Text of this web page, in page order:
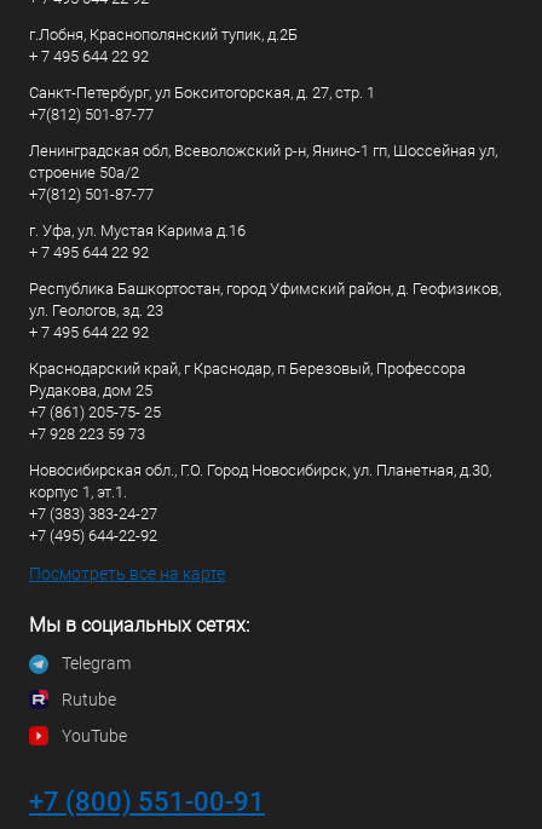
г.Лобня, Краснополянский тупик, д.2Б
+ 7 495 644 22 92
Санкт-Петербург, ул Бокситогорская, д. 27, стр. 1
+7(812) 501-87-77
Ленинградская обл, Всеволожский р-н, Янино-1 гп, Шоссейная ул,
строение 50а/2
+7(812) 501-87-77
г. Уфа, ул. Мустая Карима д.16
+ 7 495 644 22 92
Республика Башкортостан, город Уфимский район, д. Геофизиков,
ул. Геологов, зд. 23
+ 7 495 644 22 92
Краснодарский край, г Краснодар, п Березовый, Профессора
Рудакова, дом 25
+7 (861) 205-75- 25
+7 928 223 59 73
Новосибирская обл., Г.О. Город Новосибирск, ул. Планетная, д.30,
корпус 1, эт.1.
+7 (383) 383-24-27
+7 (495) 644-22-92
Посмотреть все на карте
Мы в социальных сетях:
Telegram
Rutube
YouTube
+7 (800) 551-00-91